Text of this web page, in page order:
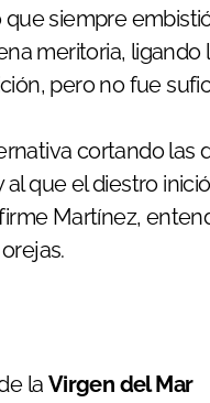
siempre
meritoria,
pero no fue
cortando las
que el diestro
Martínez,
la Virgen del Mar